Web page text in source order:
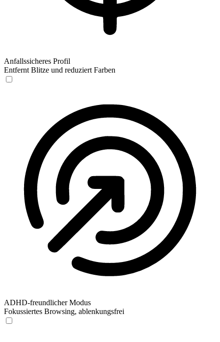
Anfallssicheres Profil
Entfernt Blitze und reduziert Farben
ADHD-freundlicher Modus
Fokussiertes Browsing, ablenkungsfrei